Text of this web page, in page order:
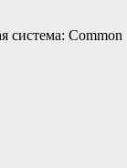
система: Common